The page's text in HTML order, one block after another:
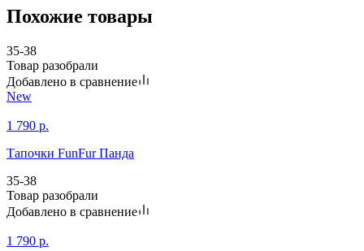
Похожие товары
35-38
Товар разобрали
Добавлено в сравнение
New
1 790 р.
Тапочки FunFur Панда
35-38
Товар разобрали
Добавлено в сравнение
1 790 р.